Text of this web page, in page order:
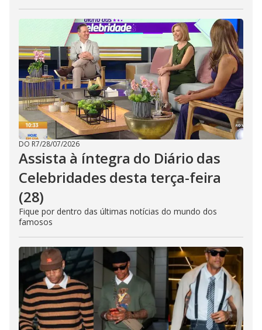
DO R7/28/07/2026
Assista à íntegra do Diário das
Celebridades desta terça-feira
(28)
Fique por dentro das últimas notícias do mundo dos
famosos